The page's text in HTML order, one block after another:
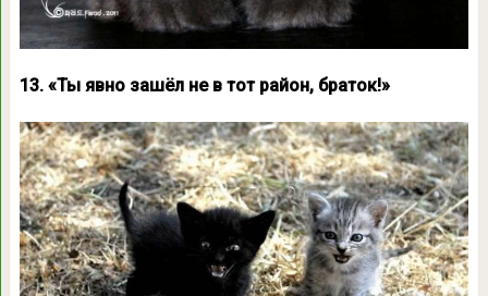
13. «Ты явно зашёл не в тот район, браток!»